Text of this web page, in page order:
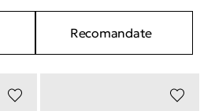
Recomandate